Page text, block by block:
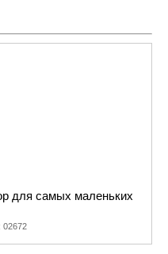
для самых маленьких
02672